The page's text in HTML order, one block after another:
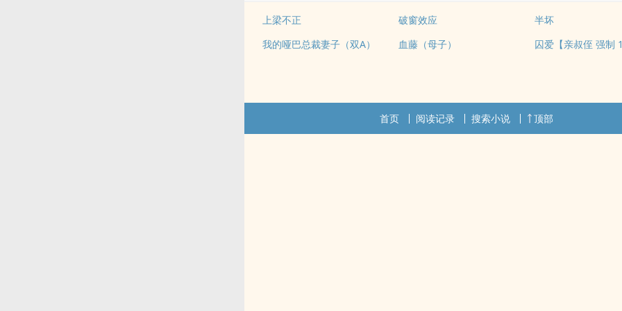
上梁不正 破窗效应
半坏
我的哑巴总裁妻子（双A）
血藤（母子） 囚爱【亲叔侄 强制
首页 阅读记录 搜索小说 顶部